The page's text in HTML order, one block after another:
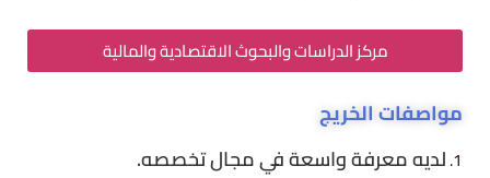
مركز الدراسات والبحوث الاقتصادية والمالية
مواصفات الخريج
لديه معرفة واسعة في مجال تخصصه.